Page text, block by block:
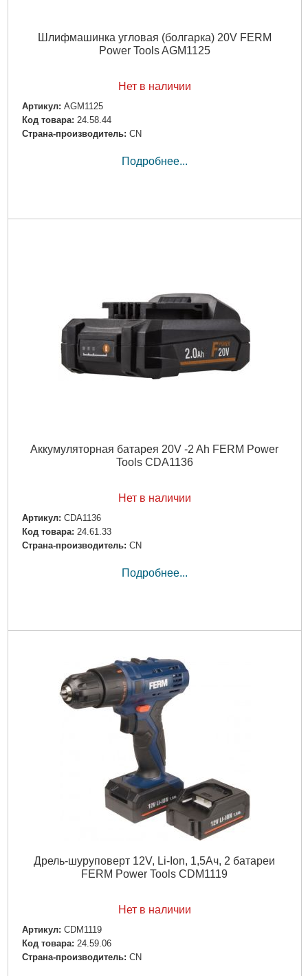
Шлифмашинка угловая (болгарка) 20V FERM
Power Tools AGM1125
Нет в наличии
Артикул: AGM1125
Код товара: 24.58.44
Страна-производитель: CN
Подробнее...
Аккумуляторная батарея 20V -2 Ah FERM Power
Tools CDA1136
Нет в наличии
Артикул: CDA1136
Код товара: 24.61.33
Страна-производитель: CN
Подробнее...
Дрель-шуруповерт 12V, Li-Ion, 1,5Ач, 2 батареи
FERM Power Tools CDM1119
Нет в наличии
Артикул: CDM1119
Код товара: 24.59.06
Страна-производитель: CN